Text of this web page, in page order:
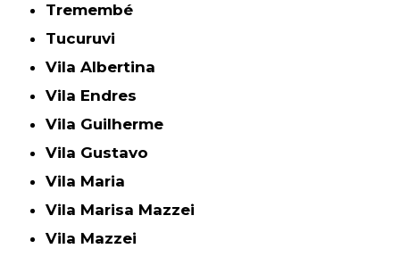
Tremembé
Tucuruvi
Vila Albertina
Vila Endres
Vila Guilherme
Vila Gustavo
Vila Maria
Vila Marisa Mazzei
Vila Mazzei